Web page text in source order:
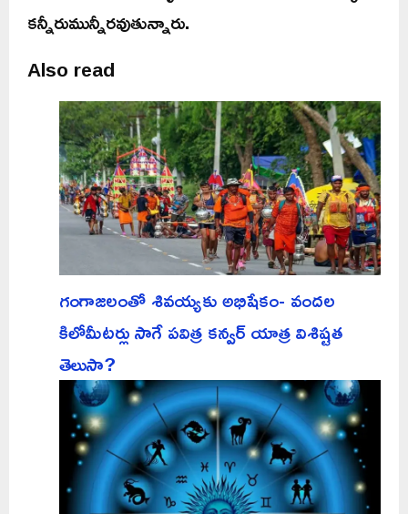
కన్నీరుమున్నీరవుతున్నారు.
Also read
గంగాజలంతో శివయ్యకు అభిషేకం- వందల
కిలోమీటర్లు సాగే పవిత్ర కన్వర్ యాత్ర విశిష్టత
తెలుసా?